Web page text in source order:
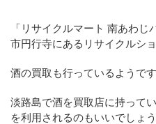
「リサイクルマート 南あわ
市円行寺にあるリサイクルショ
酒の買取も行っているようです
淡路島で酒を買取店に持って
を利用されるのもいいでしょう